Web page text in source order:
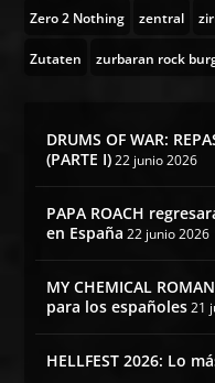
Zero 2 Nothing zentral
Zutaten zurbaran rock
DRUMS OF WAR:
(PARTE I) 22 junio 2026
PAPA ROACH
en España 22 junio 2026
MY CHEMICAL
para los españoles 21
HELLFEST 2026: Lo